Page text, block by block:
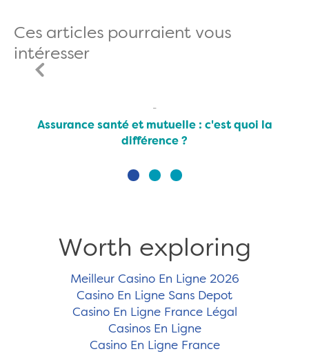
Ces articles pourraient vous
intéresser
Assurance santé et mutuelle : c'est quoi la
différence ?
Worth exploring
Meilleur Casino En Ligne 2026
Casino En Ligne Sans Depot
Casino En Ligne France Légal
Casinos En Ligne
Casino En Ligne France